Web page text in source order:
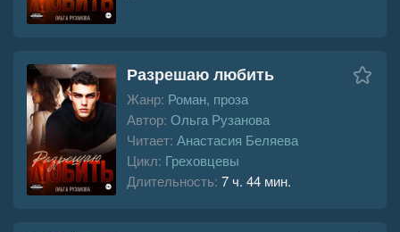
Разрешаю любить
Жанр: Роман, проза
Автор: Ольга Рузанова
Читает: Анастасия Беляева
Цикл: Греховцевы
Длительность: 7 ч. 44 мин.